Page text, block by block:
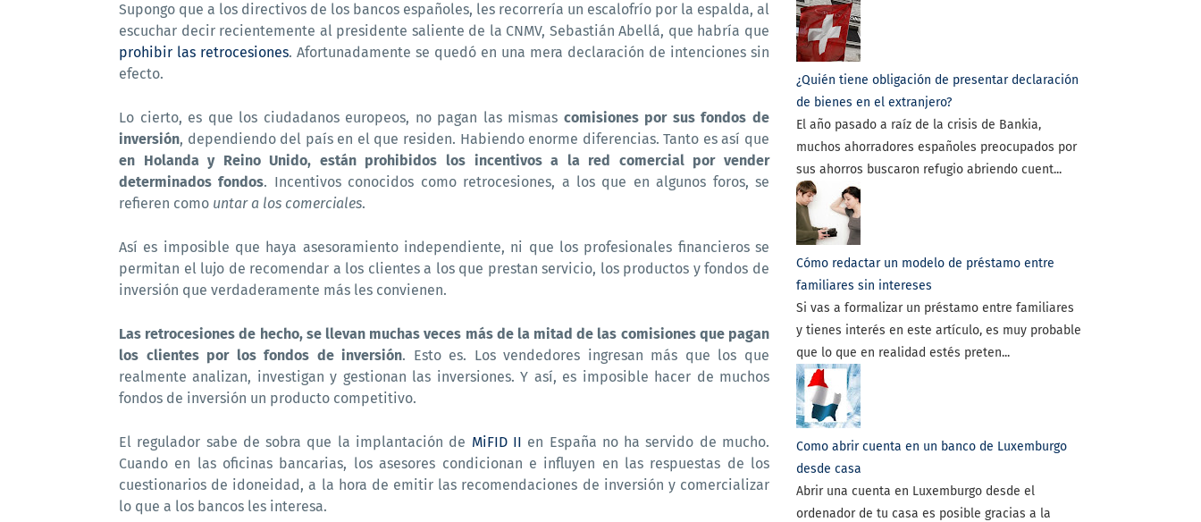
Supongo que a los directivos de los bancos españoles, les recorrería un escalofrío por la espalda, al
escuchar decir recientemente al presidente saliente de la CNMV, Sebastián Abellá, que habría que
prohibir las retrocesiones. Afortunadamente se quedó en una mera declaración de intenciones sin
efecto.
Lo cierto, es que los ciudadanos europeos, no pagan las mismas comisiones por sus fondos de
inversión, dependiendo del país en el que residen. Habiendo enorme diferencias. Tanto es así que
en Holanda y Reino Unido, están prohibidos los incentivos a la red comercial por vender
determinados fondos. Incentivos conocidos como retrocesiones, a los que en algunos foros, se
refieren como untar a los comerciales.
Así es imposible que haya asesoramiento independiente, ni que los profesionales financieros se
permitan el lujo de recomendar a los clientes a los que prestan servicio, los productos y fondos de
inversión que verdaderamente más les convienen.
Las retrocesiones de hecho, se llevan muchas veces más de la mitad de las comisiones que pagan
los clientes por los fondos de inversión. Esto es. Los vendedores ingresan más que los que
realmente analizan, investigan y gestionan las inversiones. Y así, es imposible hacer de muchos
fondos de inversión un producto competitivo.
El regulador sabe de sobra que la implantación de MiFID II en España no ha servido de mucho.
Cuando en las oficinas bancarias, los asesores condicionan e influyen en las respuestas de los
cuestionarios de idoneidad, a la hora de emitir las recomendaciones de inversión y comercializar
lo que a los bancos les interesa.
¿Quién tiene obligación de presentar declaración
de bienes en el extranjero?
El año pasado a raíz de la crisis de Bankia,
muchos ahorradores españoles preocupados por
sus ahorros buscaron refugio abriendo cuent...
Cómo redactar un modelo de préstamo entre
familiares sin intereses
Si vas a formalizar un préstamo entre familiares
y tienes interés en este artículo, es muy probable
que lo que en realidad estés preten...
Como abrir cuenta en un banco de Luxemburgo
desde casa
Abrir una cuenta en Luxemburgo desde el
ordenador de tu casa es posible gracias a la